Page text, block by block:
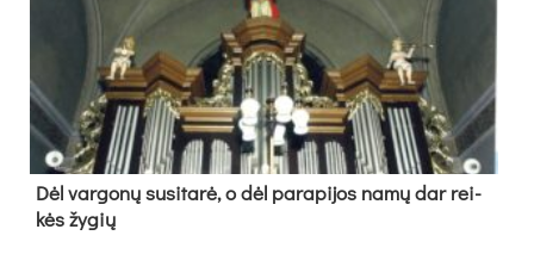
Dėl var­go­nų su­si­ta­rė, o dėl pa­ra­pi­jos na­mų dar rei­
kės žy­gių